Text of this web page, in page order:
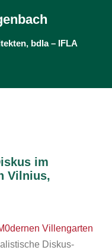
bdla – IFLA
im
Vilnius,
Villengarten
Diskus-